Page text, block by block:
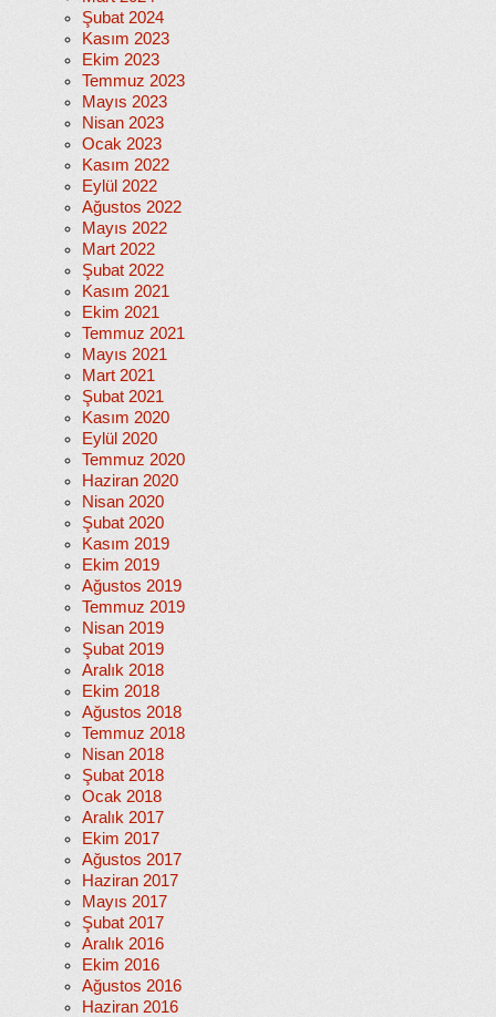
Şubat 2024
Kasım 2023
Ekim 2023
Temmuz 2023
Mayıs 2023
Nisan 2023
Ocak 2023
Kasım 2022
Eylül 2022
Ağustos 2022
Mayıs 2022
Mart 2022
Şubat 2022
Kasım 2021
Ekim 2021
Temmuz 2021
Mayıs 2021
Mart 2021
Şubat 2021
Kasım 2020
Eylül 2020
Temmuz 2020
Haziran 2020
Nisan 2020
Şubat 2020
Kasım 2019
Ekim 2019
Ağustos 2019
Temmuz 2019
Nisan 2019
Şubat 2019
Aralık 2018
Ekim 2018
Ağustos 2018
Temmuz 2018
Nisan 2018
Şubat 2018
Ocak 2018
Aralık 2017
Ekim 2017
Ağustos 2017
Haziran 2017
Mayıs 2017
Şubat 2017
Aralık 2016
Ekim 2016
Ağustos 2016
Haziran 2016